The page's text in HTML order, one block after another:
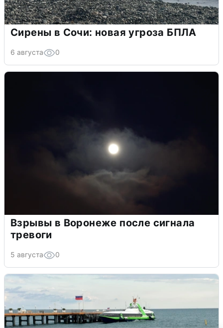
Сирены в Сочи: новая угроза БПЛА
6 августа 0
Взрывы в Воронеже после сигнала
тревоги
5 августа 0